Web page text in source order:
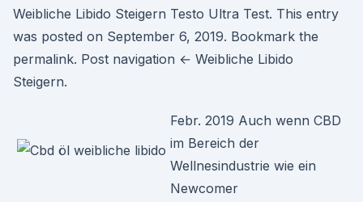
Weibliche Libido Steigern Testo Ultra Test. This entry
was posted on September 6, 2019. Bookmark the
permalink. Post navigation ← Weibliche Libido
Steigern.
Febr. 2019 Auch wenn CBD
im Bereich der
Wellnesindustrie wie ein
Newcomer